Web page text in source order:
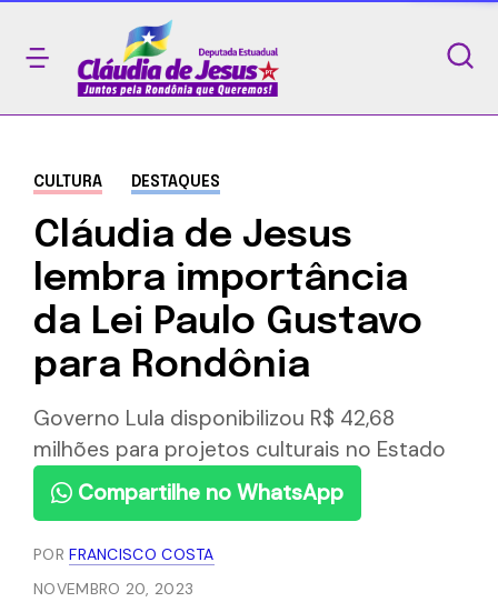
CULTURA DESTAQUES
Cláudia de Jesus
lembra importância
da Lei Paulo Gustavo
para Rondônia
Governo Lula disponibilizou R$ 42,68
milhões para projetos culturais no Estado
Compartilhe no WhatsApp
PORFRANCISCO COSTA
NOVEMBRO 20, 2023